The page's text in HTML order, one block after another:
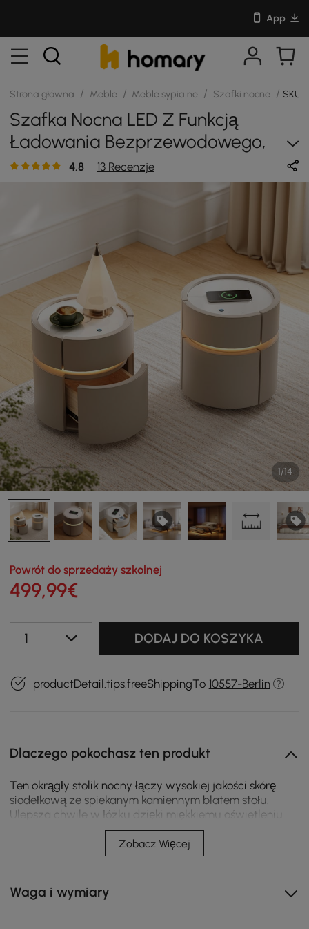
App
Strona główna / Meble / Meble sypialne / Szafki nocne / SKU:
Szafka Nocna LED Z Funkcją
Ładowania Bezprzewodowego,
Tapicerka Ze Skóry Siodłowej W
Kolorze Beżowym I 2 Szufladami,
4.8 13 Recenzje
1/14
Powrót do sprzedaży szkolnej
499,99€
1 DODAJ DO KOSZYKA
productDetail.tips.freeShippingTo 10557-Berlin
Dlaczego pokochasz ten produkt
Ten okrągły stolik nocny łączy wysokiej jakości skórę
siodełkową ze spiekanym kamiennym blatem stołu.
Ulepsza chwile w łóżku dzięki miękkiemu oświetleniu
otoczenia i zintegrowanemu bezprzewodowemu
ładowaniu i tworzy cichą, elegancką atmosferę dla
nowoczesnego życia codziennego.
Skóra siodłowa o szlachetnej fakturze jest odporna na
wodę, plamy i zarysowania oraz umożliwia
Zobacz Więcej
Waga i wymiary